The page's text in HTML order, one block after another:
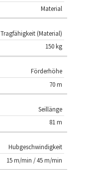
Material
Tragfähigkeit (Material)
150 kg
Förderhöhe
70 m
Seillänge
81 m
Hubgeschwindigkeit
15 m/min / 45 m/min